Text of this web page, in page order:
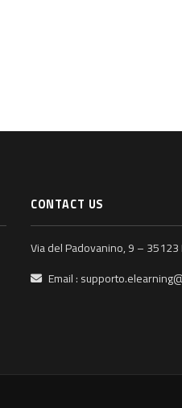
CONTACT US
Via del Padovanino, 9 – 35123
Email :